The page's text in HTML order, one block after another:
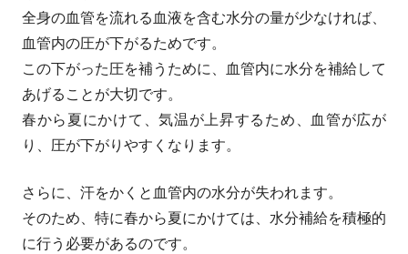
全身の血管を流れる血液を含む水分の量が少なければ、
血管内の圧が下がるためです。
この下がった圧を補うために、血管内に水分を補給して
あげることが大切です。
春から夏にかけて、気温が上昇するため、血管が広が
り、圧が下がりやすくなります。
さらに、汗をかくと血管内の水分が失われます。
そのため、特に春から夏にかけては、水分補給を積極的
に行う必要があるのです。